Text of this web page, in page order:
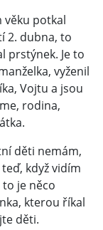
věku potkal
2. dubna, to
prstýnek. Je to
vyženil
Vojtu a jsou
rodina,
děti nemám,
když vidím
je něco
kterou říkal
děti.